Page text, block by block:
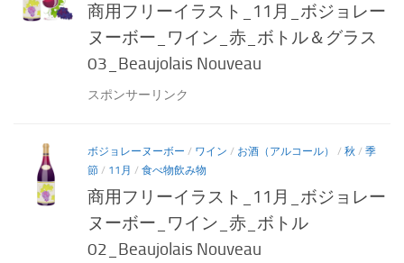
商用フリーイラスト_11月_ボジョレー
ヌーボー_ワイン_赤_ボトル＆グラス
03_Beaujolais Nouveau
スポンサーリンク
ボジョレーヌーボー / ワイン / お酒（アルコール） / 秋 / 季
節 / 11月 / 食べ物飲み物
商用フリーイラスト_11月_ボジョレー
ヌーボー_ワイン_赤_ボトル
02_Beaujolais Nouveau